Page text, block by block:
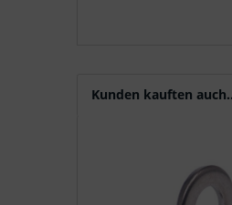
Kunden kauften auch..